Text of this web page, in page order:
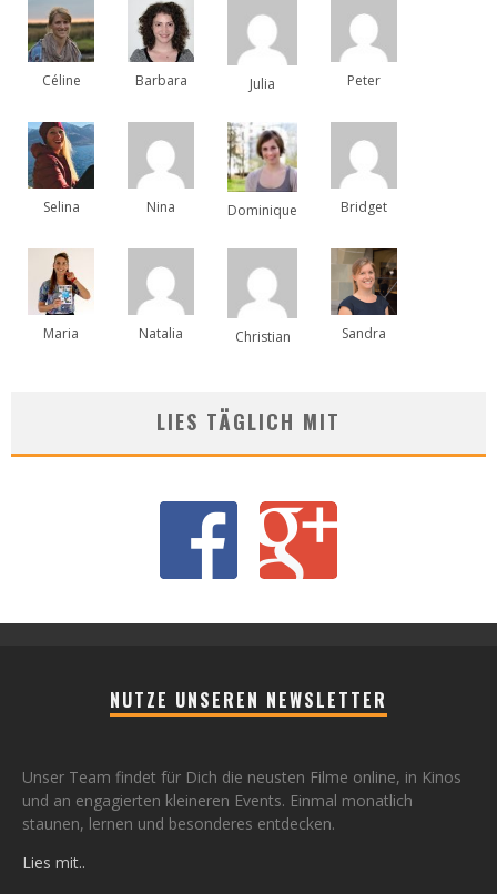
Céline Barbara Julia Peter
Selina Nina Dominique Bridget
Maria Natalia Christian Sandra
LIES TÄGLICH MIT
NUTZE UNSEREN NEWSLETTER
Unser Team findet für Dich die neusten Filme online, in Kinos
und an engagierten kleineren Events. Einmal monatlich
staunen, lernen und besonderes entdecken.
Lies mit..